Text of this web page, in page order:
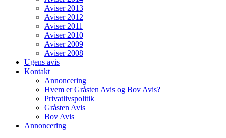
Aviser 2013
Aviser 2012
Aviser 2011
Aviser 2010
Aviser 2009
Aviser 2008
Ugens avis
Kontakt
Annoncering
Hvem er Gråsten Avis og Bov Avis?
Privatlivspolitik
Gråsten Avis
Bov Avis
Annoncering